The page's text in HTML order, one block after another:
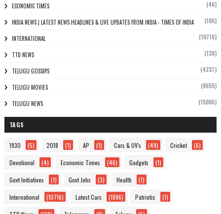
ECONOMIC TIMES (46)
INDIA NEWS | LATEST NEWS HEADLINES & LIVE UPDATES FROM INDIA - TIMES OF INDIA (106)
INTERNATIONAL (10716)
TTD NEWS (138)
TELUGU GOSSIPS (4237)
TELUGU MOVIES (8655)
TELUGU NEWS (15006)
TAGS
1930 (5) 2018 (1) AP (1) Cars & UV's (49) Cricket (6)
Devotional (4) Economic Times (46) Gadgets (1)
Govt Initiatives (1) Govt Jobs (3) Health (1)
International (10716) Latest Cars (1896) Patriotic (1)